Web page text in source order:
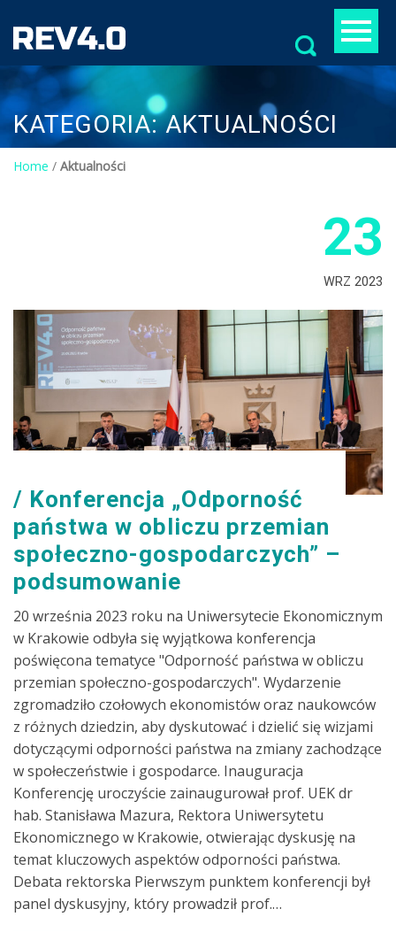
Szukaj:
KATEGORIA:AKTUALNOŚCI
Home / Aktualności
23
WRZ 2023
Konferencja „Odporność
państwa w obliczu przemian
społeczno-gospodarczych” –
podsumowanie
20 września 2023 roku na Uniwersytecie Ekonomicznym
w Krakowie odbyła się wyjątkowa konferencja
poświęcona tematyce "Odporność państwa w obliczu
przemian społeczno-gospodarczych". Wydarzenie
zgromadziło czołowych ekonomistów oraz naukowców
z różnych dziedzin, aby dyskutować i dzielić się wizjami
dotyczącymi odporności państwa na zmiany zachodzące
w społeczeństwie i gospodarce. Inauguracja
Konferencję uroczyście zainaugurował prof. UEK dr
hab. Stanisława Mazura, Rektora Uniwersytetu
Ekonomicznego w Krakowie, otwierając dyskusję na
temat kluczowych aspektów odporności państwa.
Debata rektorska Pierwszym punktem konferencji był
panel dyskusyjny, który prowadził prof.…